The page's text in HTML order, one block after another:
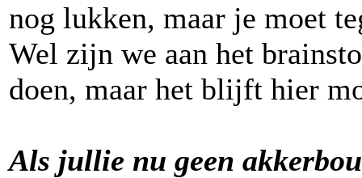
nog lukken, maar je moet
Wel zijn we aan het
doen, maar het blijft hier
Als jullie nu geen